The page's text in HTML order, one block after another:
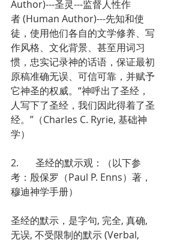
Author)---圣灵---监督人性作
者 (Human Author)---先知和使
徒，使用他们各自的文学修养、写
作风格、文化背景、甚至用词习
惯，忠实记录神的话语，保证最初
原稿准确无误、可信可靠，并赋予
它神圣的权威。“神呼出了圣经，
人写下了圣经，我们因此得着了圣
经。”（Charles C. Ryrie, 基础神
学）
2.       圣经的默示观：（以下参
考：殷保罗（Paul P. Enns）著，
穆迪神学手册）
圣经的默示，是字句, 完全, 真确,
无误, 不受限制的默示 (Verbal,